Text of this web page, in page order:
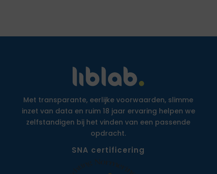
Met transparante, eerlijke voorwaarden, slimme
inzet van data en ruim 18 jaar ervaring helpen we
zelfstandigen bij het vinden van een passende
opdracht.
SNA certificering